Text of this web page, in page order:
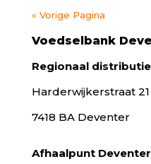
« Vorige Pagina
Voedselbank
Regionaal
Harderwijkerstraat 21
7418 BA Deventer
Afhaalpunt Deventer